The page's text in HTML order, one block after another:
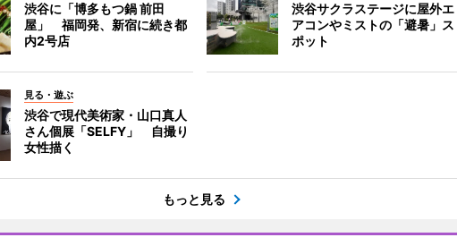
渋谷に「博多もつ鍋 前田
屋」 福岡発、新宿に続き都
内2号店
渋谷サクラステージに屋外エ
アコンやミストの「避暑」ス
ポット
見る・遊ぶ
渋谷で現代美術家・山口真人
さん個展「SELFY」 自撮り
女性描く
もっと見る